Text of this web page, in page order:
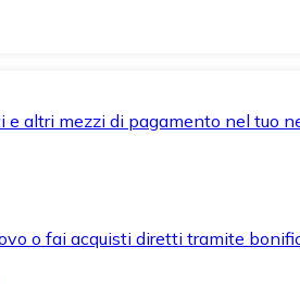
altri mezzi di pagamento nel tuo
o fai acquisti diretti tramite